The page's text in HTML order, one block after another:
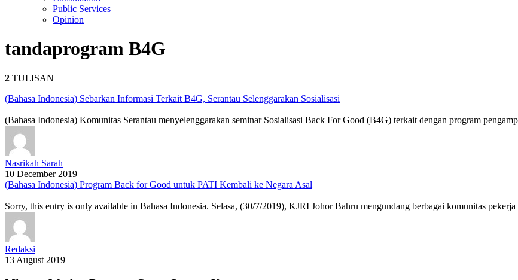
Public Services
Opinion
tandaprogram B4G
2 TULISAN
(Bahasa Indonesia) Sebarkan Informasi Terkait B4G, Serantau Selenggarakan Sosialisasi
(Bahasa Indonesia) Komunitas Serantau menyelenggarakan seminar Sosialisasi Back For Good (B4G) terkait dengan program
Nasrikah Sarah
10 December 2019
(Bahasa Indonesia) Program Back for Good untuk PATI Kembali ke Negara Asal
Sorry, this entry is only available in Bahasa Indonesia. Selasa, (30/7/2019), KJRI Johor Bahru mengundang berbagai komunitas
Redaksi
13 August 2019